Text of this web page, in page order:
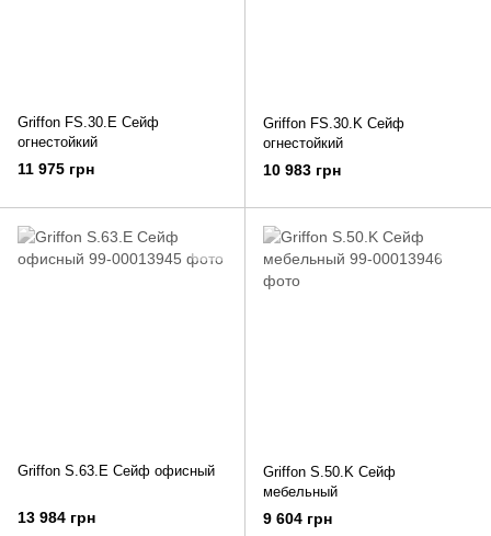
Griffon FS.30.E Сейф
огнестойкий
11 975 грн
Griffon FS.30.K Сейф
огнестойкий
10 983 грн
Griffon S.63.E Сейф офисный
13 984 грн
Griffon S.50.K Сейф
мебельный
9 604 грн